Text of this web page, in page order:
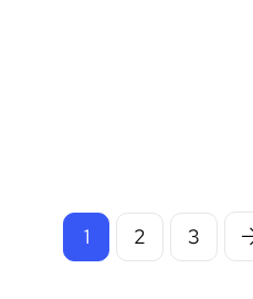
1 2 3